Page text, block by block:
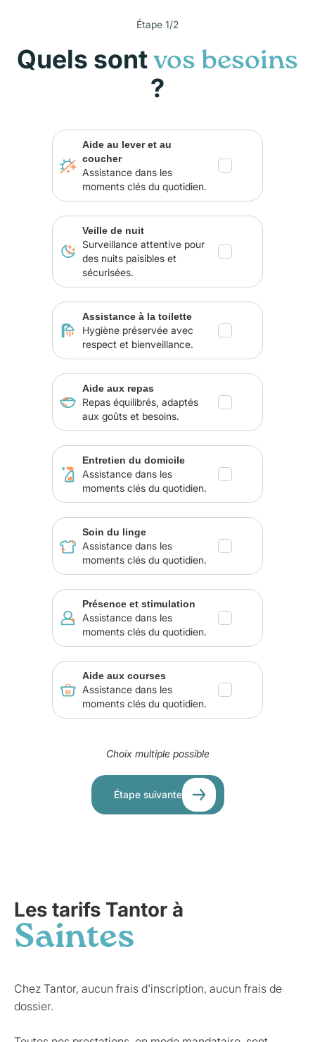
Étape 1/2
Quels sont vos besoins
?
Aide au lever et au
coucher
Assistance dans les
moments clés du quotidien.
Veille de nuit
Surveillance attentive pour
des nuits paisibles et
sécurisées.
Assistance à la toilette
Hygiène préservée avec
respect et bienveillance.
Aide aux repas
Repas équilibrés, adaptés
aux goûts et besoins.
Entretien du domicile
Assistance dans les
moments clés du quotidien.
Soin du linge
Assistance dans les
moments clés du quotidien.
Présence et stimulation
Assistance dans les
moments clés du quotidien.
Aide aux courses
Assistance dans les
moments clés du quotidien.
Choix multiple possible
Étape suivante
Les tarifs Tantor à
Saintes
Chez Tantor, aucun frais d'inscription, aucun frais de
dossier.